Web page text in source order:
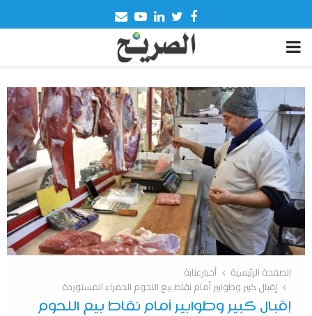
Facebook
Twitter
Linkedin
Youtube
Email
PRIMARY
MENU
الصفحة الرئيسية
أخبارعنابة
إقبال كبير وطوابير أمام نقاط بيع اللحوم الحمراء المستوردة
إقبال كبير وطوابير أمام نقاط بيع اللحوم